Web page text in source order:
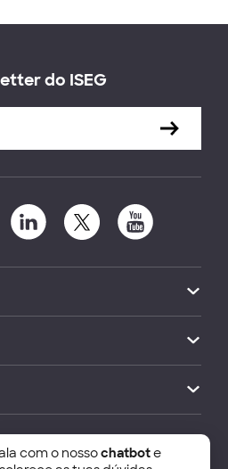
do ISEG
School of Economics and
com o nossochatbote